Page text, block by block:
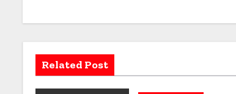
a
v
i Related Post